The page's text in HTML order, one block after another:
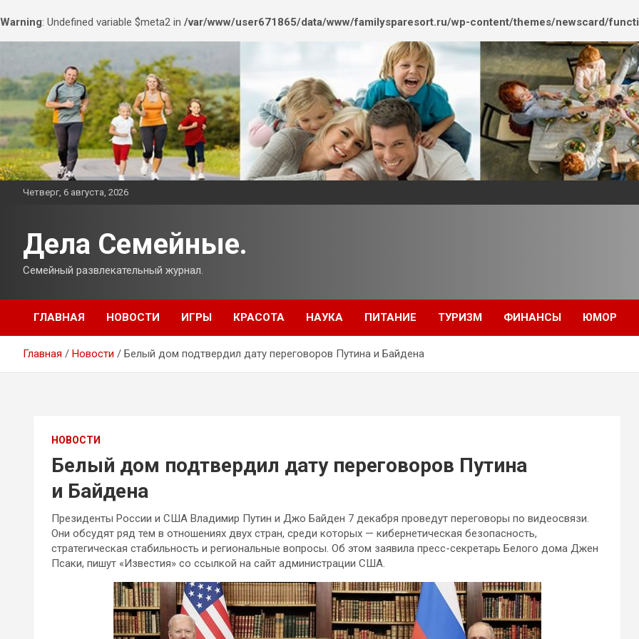
Warning: Undefined variable $meta2 in /var/www/user671865/data/www/familysparesort.ru/wp-content/themes/newscard/
содержимому
Четверг, 6 августа, 2026
Дела Семейные.
Семейный развлекательный журнал.
ГЛАВНАЯ НОВОСТИ ИГРЫ КРАСОТА НАУКА ПИТАНИЕ ТУРИЗМ ФИНАНСЫ ЮМОР
Главная Новости Белый дом подтвердил дату переговоров Путина и Байдена
НОВОСТИ
Белый дом подтвердил дату переговоров Путина
и Байдена
Президенты России и США Владимир Путин и Джо Байден 7 декабря проведут переговоры по видеосвязи.
Они обсудят ряд тем в отношениях двух стран, среди которых — кибернетическая безопасность,
стратегическая стабильность и региональные вопросы. Об этом заявила пресс-секретарь Белого дома Джен
Псаки, пишут «Известия» со ссылкой на сайт администрации США.